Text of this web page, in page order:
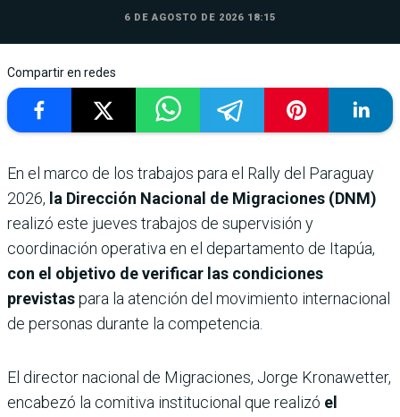
6 DE AGOSTO DE 2026 18:15
Compartir en redes
En el marco de los trabajos para el Rally del Paraguay
2026, la Dirección Nacional de Migraciones (DNM)
realizó este jueves trabajos de supervisión y
coordinación operativa en el departamento de Itapúa,
con el objetivo de verificar las condiciones
previstaspara la atención del movimiento internacional
de personas durante la competencia.
El director nacional de Migraciones, Jorge Kronawetter,
encabezó la comitiva institucional que realizó el